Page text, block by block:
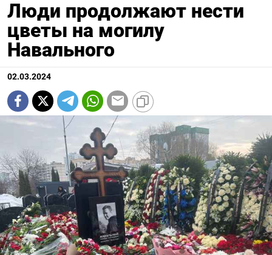
Люди продолжают нести
цветы на могилу
Навального
02.03.2024